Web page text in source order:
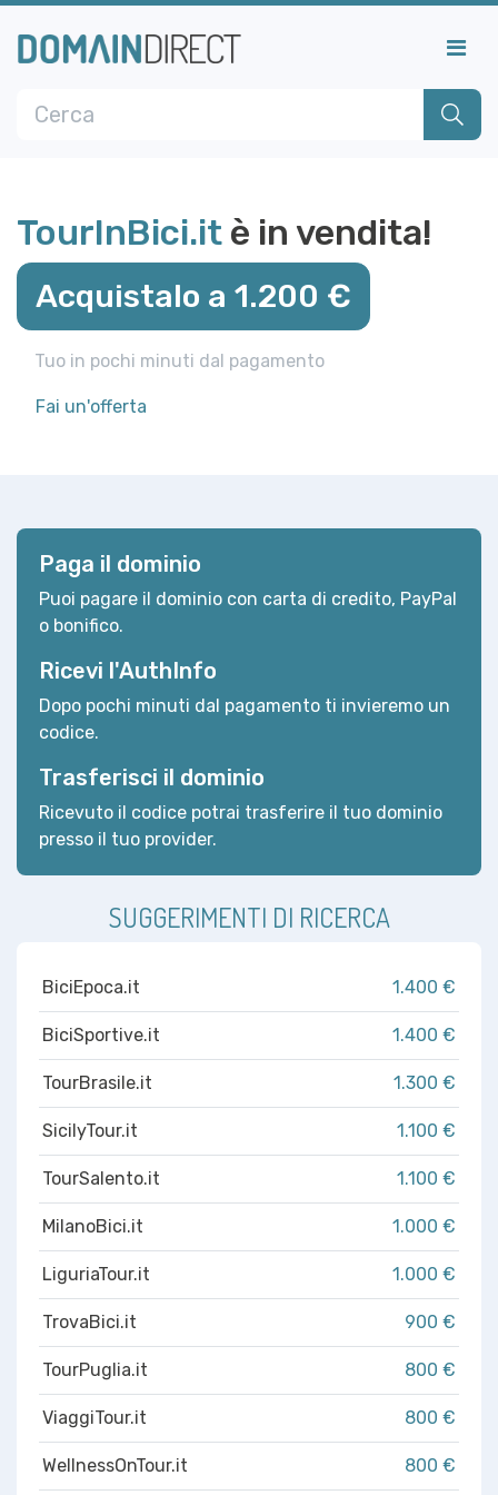
TourInBici.it è in vendita!
Acquistalo a 1.200 €
Tuo in pochi minuti dal pagamento
Fai un'offerta
Paga il dominio
Puoi pagare il dominio con carta di credito, PayPal
o bonifico.
Ricevi l'AuthInfo
Dopo pochi minuti dal pagamento ti invieremo un
codice.
Trasferisci il dominio
Ricevuto il codice potrai trasferire il tuo dominio
presso il tuo provider.
SUGGERIMENTI DI RICERCA
BiciEpoca.it 1.400 €
BiciSportive.it 1.400 €
TourBrasile.it 1.300 €
SicilyTour.it 1.100 €
TourSalento.it 1.100 €
MilanoBici.it 1.000 €
LiguriaTour.it 1.000 €
TrovaBici.it 900 €
TourPuglia.it 800 €
ViaggiTour.it 800 €
WellnessOnTour.it 800 €